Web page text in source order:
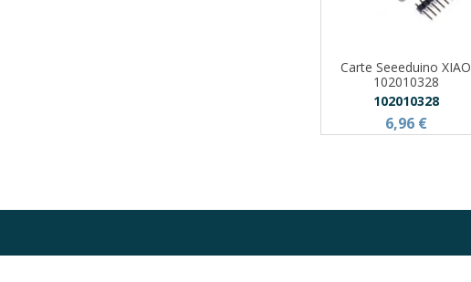
Carte Seeeduino XIAO
102010328
102010328
6,96 €